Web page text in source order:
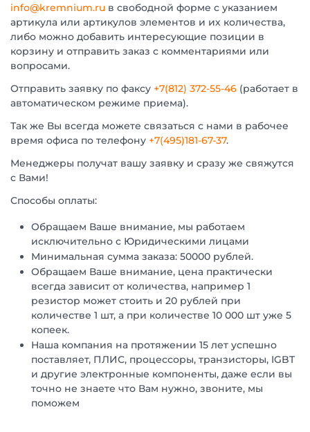
info@kremnium.ru в свободной форме с указанием
артикула или артикулов элементов и их количества,
либо можно добавить интересующие позиции в
корзину и отправить заказ с комментариями или
вопросами.
Отправить заявку по факсу +7(812) 372-55-46 (работает в
автоматическом режиме приема).
Так же Вы всегда можете связаться с нами в рабочее
время офиса по телефону +7(495)181-67-37.
Менеджеры получат вашу заявку и сразу же свяжутся
с Вами!
Способы оплаты:
Обращаем Ваше внимание, мы работаем
исключительно с Юридическими лицами
Минимальная сумма заказа: 50000 рублей.
Обращаем Ваше внимание, цена практически
всегда зависит от количества, например 1
резистор может стоить и 20 рублей при
количестве 1 шт, а при количестве 10 000 шт уже 5
копеек.
Наша компания на протяжении 15 лет успешно
поставляет, ПЛИС, процессоры, транзисторы, IGBT
и другие электронные компоненты, даже если вы
точно не знаете что Вам нужно, звоните, мы
поможем